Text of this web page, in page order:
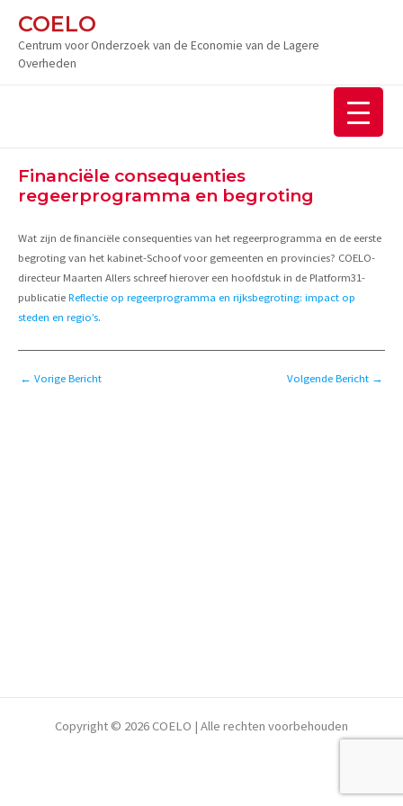
naar
inhoud
COELO
Centrum voor Onderzoek van de Economie van de Lagere
Overheden
Financiële consequenties
regeerprogramma en begroting
Wat zijn de financiële consequenties van het regeerprogramma en de eerste
begroting van het kabinet-Schoof voor gemeenten en provincies? COELO-
directeur Maarten Allers schreef hierover een hoofdstuk in de Platform31-
publicatieReflectie op regeerprogramma en rijksbegroting: impact op
steden en regio’s.
Bericht
← Vorige Bericht Volgende Bericht →
Copyright © 2026 COELO | Alle rechten voorbehouden